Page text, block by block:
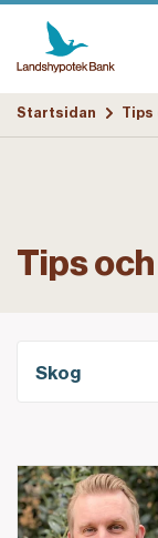
Startsidan Tips
Tips
Skog
Börja i tid när